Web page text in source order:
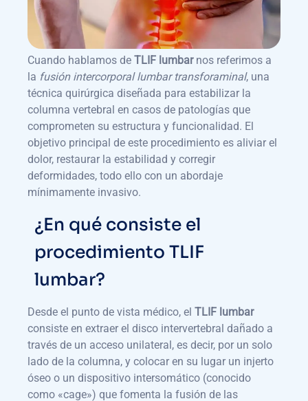
Cuando hablamos de TLIF lumbarnos referimos a
la fusión intercorporal lumbar transforaminal, una
técnica quirúrgica diseñada para estabilizar la
columna vertebral en casos de patologías que
comprometen su estructura y funcionalidad. El
objetivo principal de este procedimiento es aliviar el
dolor, restaurar la estabilidad y corregir
deformidades, todo ello con un abordaje
mínimamente invasivo.
¿En qué consiste el
procedimiento TLIF
lumbar?
Desde el punto de vista médico, el TLIF lumbar
consiste en extraer el disco intervertebral dañado a
través de un acceso unilateral, es decir, por un solo
lado de la columna, y colocar en su lugar un injerto
óseo o un dispositivo intersomático (conocido
como «cage») que fomenta la fusión de las